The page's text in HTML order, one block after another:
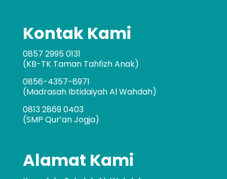
Kontak Kami
0857 2995 0131
(KB-TK Taman Tahfizh Anak)
0856-4357-6971
(Madrasah Ibtidaiyah Al Wahdah)
0813 2869 0403
(SMP Qur’an Jogja)
Alamat Kami